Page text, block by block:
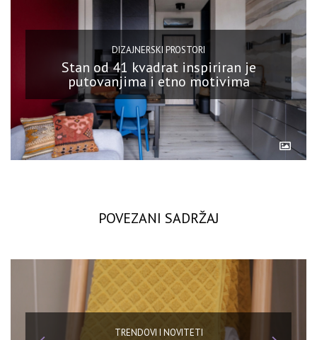
DIZAJNERSKI PROSTORI
Stan od 41 kvadrat inspiriran je
putovanjima i etno motivima
POVEZANI SADRŽAJ
TRENDOVI I NOVITETI